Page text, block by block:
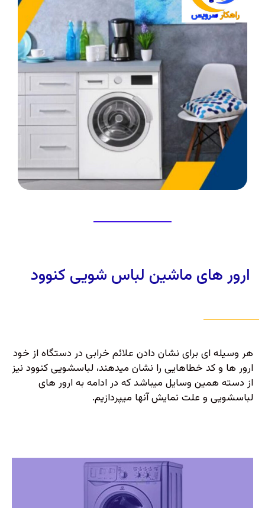
ارور های ماشین لباس شویی کنوود
هر وسیله ای برای نشان دادن علائم خرابی در دستگاه از خود
ارور ها و کد خطاهایی را نشان میدهند، لباسشویی کنوود نیز
از دسته همین وسایل میباشد که در ادامه به ارور های
لباسشویی و علت نمایش آنها میپردازیم.